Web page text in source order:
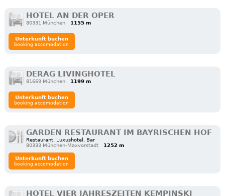
HOTEL AN DER OPER
80331 München 1155 m
Unterkunft buchen
booking accomodation
DERAG LIVINGHOTEL
81669 München 1199 m
Unterkunft buchen
booking accomodation
GARDEN RESTAURANT IM BAYRISCHEN HOF
Restaurant, Luxushotel, Bar
80333 München-Maxvorstadt
1252 m
Unterkunft buchen
booking accomodation
HOTEL VIER JAHRESZEITEN KEMPINSKI